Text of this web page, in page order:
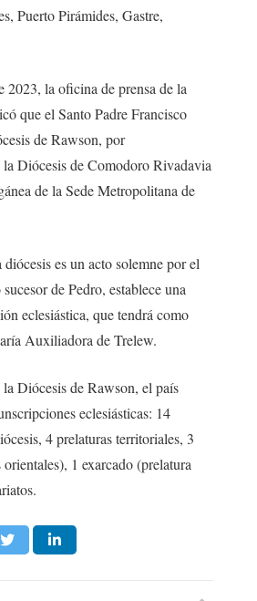
Puerto Pirámides, Gastre,
2023, la oficina de prensa de la
que el Santo Padre Francisco
de Rawson, por
la Diócesis de Comodoro Rivadavia
de la Sede Metropolitana de
es un acto solemne por el
de Pedro, establece una
eclesiástica, que tendrá como
Auxiliadora de Trelew.
Diócesis de Rawson, el país
eclesiásticas: 14
4 prelaturas territoriales, 3
1 exarcado (prelatura